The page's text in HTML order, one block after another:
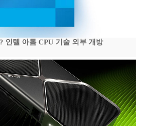
인텔 아톰 CPU 기술 외부 개방